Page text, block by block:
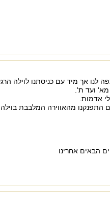
אך מיד עם כניסתנו לוילה
אדמות.
התפנקנו מהאווירה המלבבת
הבאים אחרינו